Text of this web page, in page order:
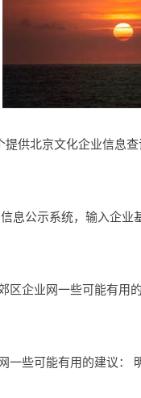
供北京文化企业信息
息公示系统，输入企
区企业网一些可能有
些可能有用的建议：